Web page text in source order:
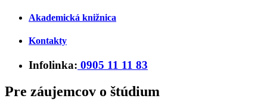
Akademická knižnica
Kontakty
Infolinka: 0905 11 11 83
Pre záujemcov o štúdium